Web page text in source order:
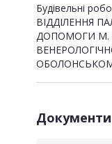
Будівельні
ВІДДІЛЕННЯ
ДОПОМОГИ М.
Документи